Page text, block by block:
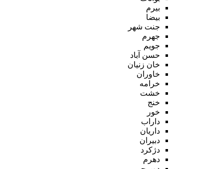
بیرم
بیضا
جنت شهر
جهرم
جویم
حسن آباد
خان زنیان
خاوران
خرامه
خشت
خنج
خور
داراب
داریان
دبیران
دژکرد
دهرم